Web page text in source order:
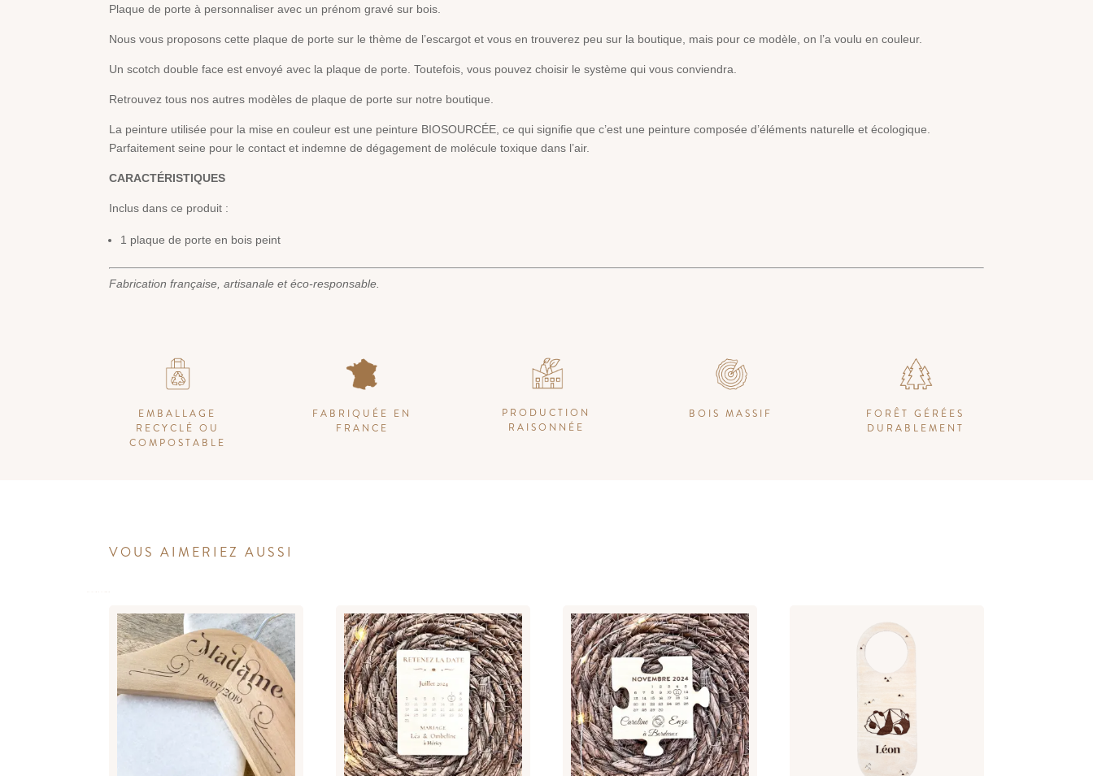
Plaque de porte à personnaliser avec un prénom gravé sur bois.
Nous vous proposons cette plaque de porte sur le thème de l’escargot et vous en trouverez peu sur la boutique, mais pour ce modèle, on l’a voulu en couleur.
Un scotch double face est envoyé avec la plaque de porte. Toutefois, vous pouvez choisir le système qui vous conviendra.
Retrouvez tous nos autres modèles de plaque de porte sur notre boutique
La peinture utilisée pour la mise en couleur est une peinture BIOSOURCÉE, ce qui signifie que c’est une peinture composée d’éléments naturelle et écologique.
Parfaitement seine pour le contact et indemne de dégagement de molécule toxique dans l’air.
CARACTÉRISTIQUES
Inclus dans ce produit :
1 plaque de porte en bois peint
Fabrication française, artisanale et éco-responsable.
EMBALLAGE
RECYCLÉ OU
COMPOSTABLE
FABRIQUÉE EN
FRANCE
PRODUCTION
RAISONNÉE
BOIS MASSIF
FORÊT GÉRÉES
DURABLEMENT
VOUS AIMERIEZ AUSSI